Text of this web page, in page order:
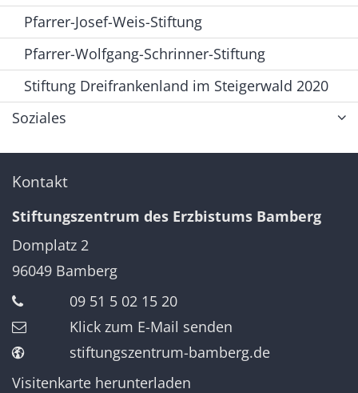
Pfarrer-Josef-Weis-Stiftung
Pfarrer-Wolfgang-Schrinner-Stiftung
Stiftung Dreifrankenland im Steigerwald 2020
Soziales
Kontakt
Stiftungszentrum des Erzbistums Bamberg
Domplatz 2
96049 Bamberg
09 51 5 02 15 20
Klick zum E-Mail senden
stiftungszentrum-bamberg.de
Visitenkarte herunterladen